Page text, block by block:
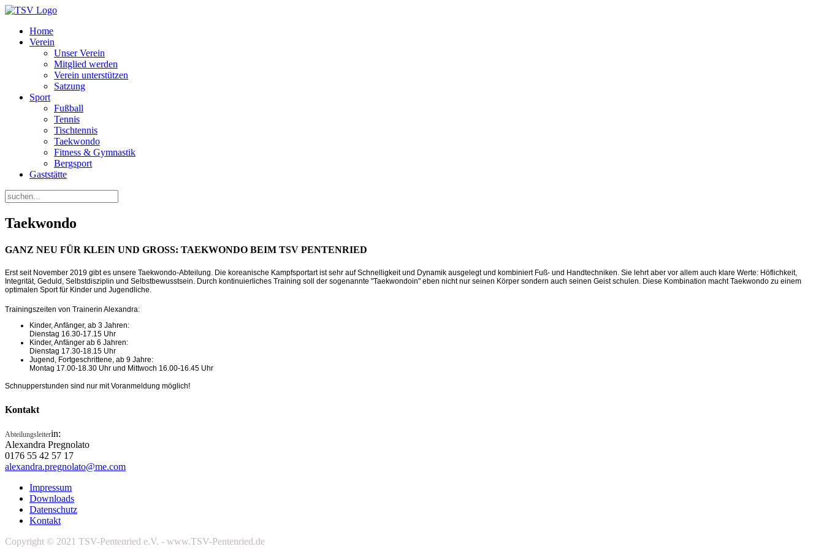
Home
Verein
Unser Verein
Mitglied werden
Verein unterstützen
Satzung
Sport
Fußball
Tennis
Tischtennis
Taekwondo
Fitness & Gymnastik
Bergsport
Gaststätte
Taekwondo
GANZ NEU FÜR KLEIN UND GROSS: TAEKWONDO BEIM TSV PENTENRIED
Erst seit November 2019 gibt es unsere Taekwondo-Abteilung. Die koreanische Kampfsportart ist sehr auf Schnelligkeit und Dynamik ausgelegt und kombiniert Fuß- und Handtechniken. Sie lehrt aber vor allem auch klare Werte: Höflichkeit,
Integrität, Geduld, Selbstdisziplin und Selbstbewusstsein. Durch kontinuierliches Training soll der sogenannte "Taekwondoin" eben nicht nur seinen Körper sondern auch seinen Geist schulen. Diese Kombination macht Taekwondo zu einem
optimalen Sport für Kinder und Jugendliche.
Trainingszeiten von Trainerin Alexandra:
Kinder, Anfänger, ab 3 Jahren:
Dienstag 16.30-17.15 Uhr
Kinder, Anfänger ab 6 Jahren:
Dienstag 17.30-18.15 Uhr
Jugend, Fortgeschrittene, ab 9 Jahre:
Montag 17.00-18.30 Uhr und Mittwoch 16.00-16.45 Uhr
Schnupperstunden sind nur mit Voranmeldung möglich!
Kontakt
Abteilungsleiterin:
Alexandra Pregnolato
0176 55 42 57 17
alexandra.pregnolato@me.com
Impressum
Downloads
Datenschutz
Kontakt
Copyright © 2021 TSV-Pentenried e.V. - www.TSV-Pentenried.de